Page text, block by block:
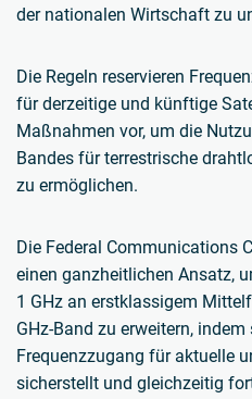
der nationalen Wirtschaft zu
Die Regeln reservieren
für derzeitige und künftige
Maßnahmen vor, um die
Bandes für terrestrische
zu ermöglichen.
Die Federal Communications
einen ganzheitlichen Ansatz,
1 GHz an erstklassigem
GHz-Band zu erweitern,
Frequenzzugang für aktuelle
sicherstellt und gleichzeitig